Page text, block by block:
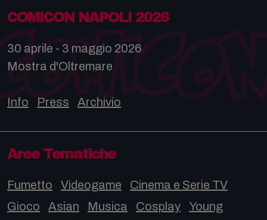
COMICON NAPOLI 2026
30 aprile - 3 maggio 2026
Mostra d'Oltremare
Info Press Archivio
Aree Tematiche
Fumetto Videogame
Cinema e Serie TV
Gioco
Asian Musica Cosplay
Young